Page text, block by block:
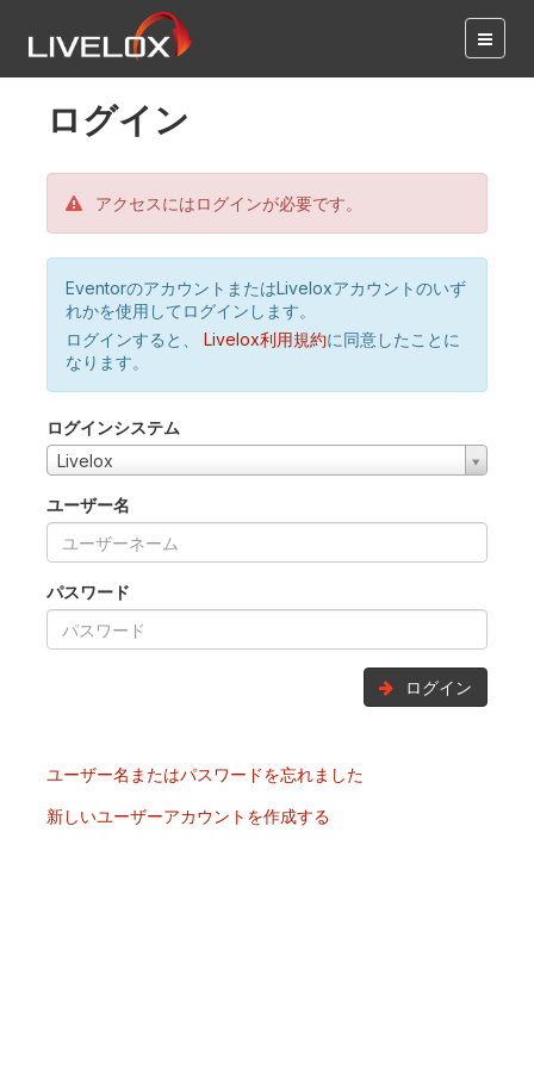
ログイン
アクセスにはログインが必要です。
EventorのアカウントまたはLiveloxアカウントのいず
れかを使用してログインします。
ログインすると、
Livelox利用規約に同意したことに
なります。
ログインシステム
Livelox
ユーザー名
パスワード
ログイン
ユーザー名またはパスワードを忘れました
新しいユーザーアカウントを作成する